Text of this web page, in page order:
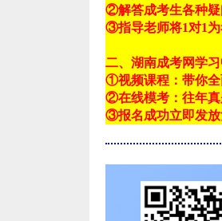
②解答成考生各种疑
③指导老师将1对1为
二、湖南成考网学
①视频课程：带你全
②在线模考：往年真
③报名成功立即发放